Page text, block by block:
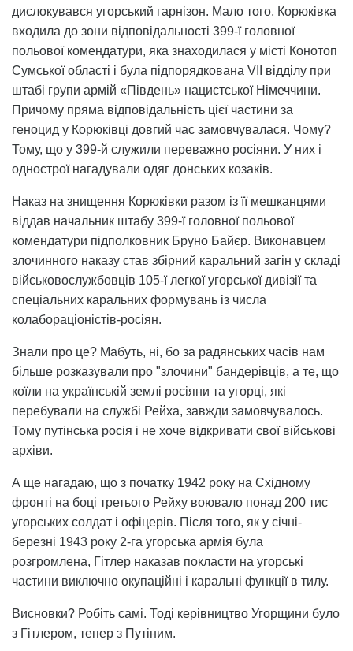
дислокувався угорський гарнізон. Мало того, Корюківка
входила до зони відповідальності 399-ї головної
польової комендатури, яка знаходилася у місті Конотоп
Сумської області і була підпорядкована VІІ відділу при
штабі групи армій «Південь» нацистської Німеччини.
Причому пряма відповідальність цієї частини за
геноцид у Корюківці довгий час замовчувалася. Чому?
Тому, що у 399-й служили переважно росіяни. У них і
однострої нагадували одяг донських козаків.
Наказ на знищення Корюківки разом із її мешканцями
віддав начальник штабу 399-ї головної польової
комендатури підполковник Бруно Байєр. Виконавцем
злочинного наказу став збірний каральний загін у складі
військовослужбовців 105-ї легкої угорської дивізії та
спеціальних каральних формувань із числа
колабораціоністів-росіян.
Знали про це? Мабуть, ні, бо за радянських часів нам
більше розказували про "злочини" бандерівців, а те, що
коїли на українській землі росіяни та угорці, які
перебували на службі Рейха, завжди замовчувалось.
Тому путінська росія і не хоче відкривати свої військові
архіви.
А ще нагадаю, що з початку 1942 року на Східному
фронті на боці третього Рейху воювало понад 200 тис
угорських солдат і офіцерів. Після того, як у січні-
березні 1943 року 2-га угорська армія була
розгромлена, Гітлер наказав покласти на угорські
частини виключно окупаційні і каральні функції в тилу.
Висновки? Робіть самі. Тоді керівництво Угорщини було
з Гітлером, тепер з Путіним.